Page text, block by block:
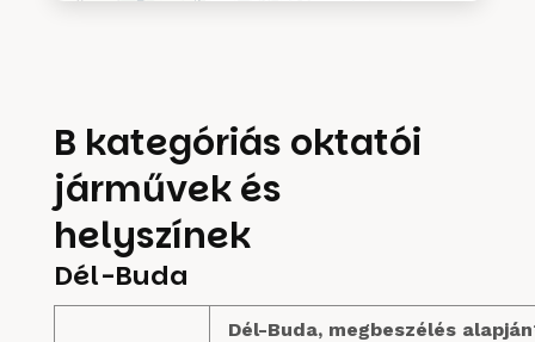
B kategóriás oktatói
járművek és
helyszínek
Dél-Buda
Dél-Buda, megbeszélés